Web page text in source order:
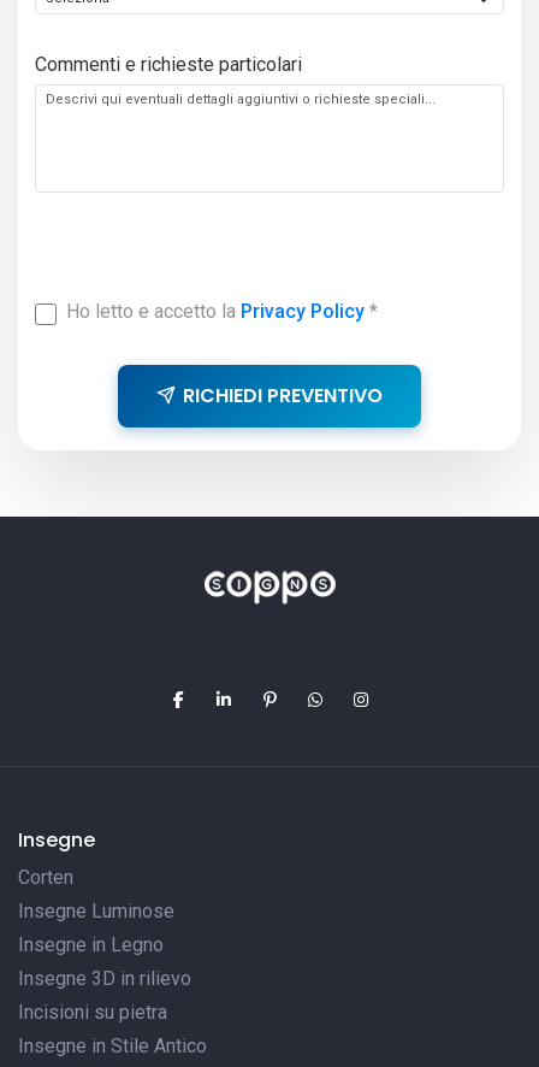
Commenti e richieste particolari
Ho letto e accetto la Privacy Policy*
RICHIEDI PREVENTIVO
Insegne
Corten
Insegne Luminose
Insegne in Legno
Insegne 3D in rilievo
Incisioni su pietra
Insegne in Stile Antico